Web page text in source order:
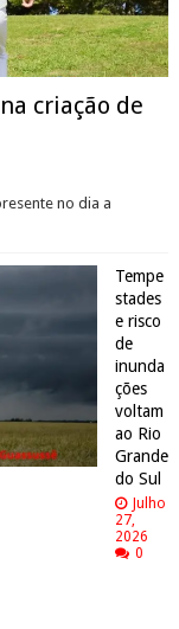
criação de
no dia a
Tempe
stades
e risco
de
inunda
ções
voltam
ao Rio
Grande
do Sul
Julho
27,
2026
0